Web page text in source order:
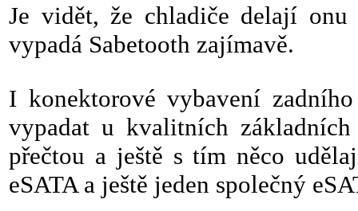
Je vidět, že chladiče delají
vypadá Sabetooth zajímavě.
I konektorové vybavení
vypadat u kvalitních
přečtou a ještě s tím něco
eSATA a ještě jeden společný